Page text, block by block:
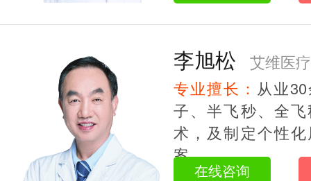
李旭松
艾维医
授/研究生导师
专业擅长： 从业
子、半飞秒、全
术，及制定个性
案。...
在线咨询